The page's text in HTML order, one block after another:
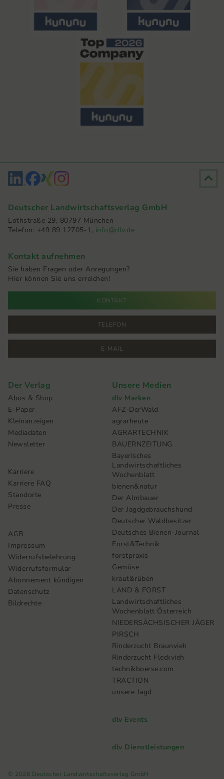
Fußzeile
Deutscher Landwirtschaftsverlag GmbH
Lothstraße 29, 80797 München
Telefon: +49 89 12705-1, info@dlv.de
Kontakt aufnehmen
Sie haben Fragen oder Anregungen?
Hier können Sie uns erreichen!
KONTAKT
TELEFON
E-MAIL
Der Verlag
Abos & Shop
E-Paper
Kleinanzeigen
Mediadaten
Newsletter
Karriere
Karriere FAQ
Standorte
Presse
AGB
Impressum
Widerrufsbelehrung
Widerrufsformular
Abonnement kündigen
Datenschutz
Bildrechte
Unsere Medien
dlv Marken
AFZ-DerWald
agrarheute
AGRARTECHNIK
BAUERNZEITUNG
Bayerisches
Landwirtschaftliches
Wochenblatt
bienen&natur
Der Almbauer
Der Jagdgebrauchshund
Deutscher Waldbesitzer
Deutsches Bienen-Journal
Forst&Technik
forstpraxis
Gemüse
kraut&rüben
LAND & FORST
Landwirtschaftliches
Wochenblatt Österreich
NIEDERSÄCHSISCHER JÄGER
PIRSCH
Rinderzucht Braunvieh
Rinderzucht Fleckvieh
technikboerse.com
TRACTION
unsere Jagd
dlv Events
dlv Dienstleistungen
© 2026 Deutscher Landwirtschaftsverlag GmbH